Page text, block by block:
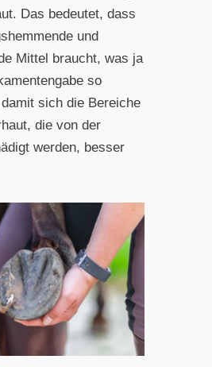
Das bedeutet, dass
und
Mittel braucht, was ja
so
sich die Bereiche
die von der
werden, besser